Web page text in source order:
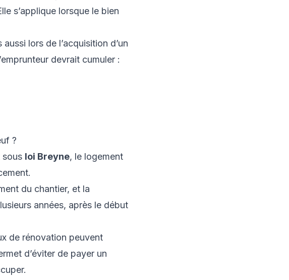
s’applique lorsque le bien
aussi lors de l’acquisition d’un
devrait cumuler :
?
sous loi Breyne, le logement
du chantier, et la
années, après le début
de rénovation peuvent
d’éviter de payer un